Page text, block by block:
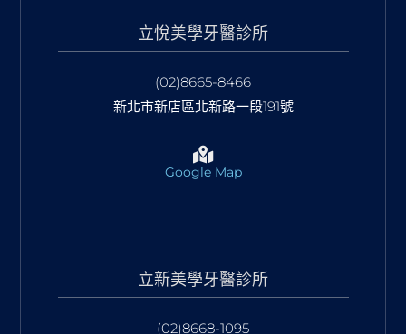
立悅美學牙醫診所
(02)8665-8466
新北市新店區北新路一段191號
Google Map
立新美學牙醫診所
(02)8668-1095